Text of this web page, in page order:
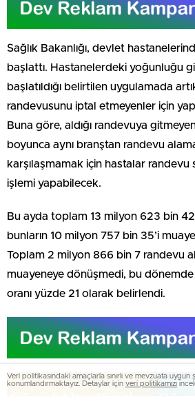
Sağlık Bakanlığı, devlet
başlattı. Hastanelerdeki yoğunluğu
başlatıldığı belirtilen uygulamada
randevusunu iptal etmeyenler için
Buna göre, aldığı randevuya
boyunca aynı branştan randevu
karşılaşmamak için hastalar
işlemi yapabilecek.
Bu ayda toplam 13 milyon 623 bin 42
bunların 10 milyon 757 bin 35’i
Toplam 2 milyon 866 bin 7 randevu
muayeneye dönüşmedi, bu
oranı yüzde 21 olarak belirlendi.
Veri politikasındaki amaçlarla sınırlı ve mevzuata uygun
konumlandırmaktayız. Detaylar için veri politikamızı